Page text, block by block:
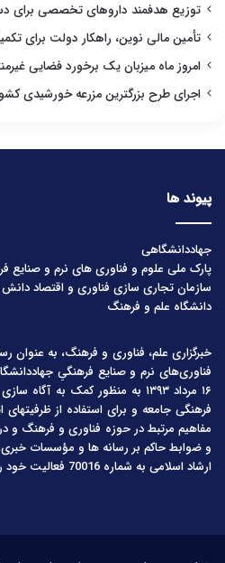
توزیع هدفمند داروهای تخصصی برای
تأمین مالی نوین، راهکار دولت برای
امروز ماه میزبان یک برخورد فضایی
اجرای طرح بزرگترین مزرعه خورشیدی
پیوند ها
جهاددانشگاهی
پارک ملی علوم و فناوری های نرم و صنایع
سازمان تجاری سازی فناوری و اقتصاد دانش
دانشگاه علم و فرهنگ
خبرگزاری علم، فناوری و فرهنگ، به عنوان
فناوری‌های نرم و صنایع فرهنگیِ
۱۶ مرداد ۱۳۹۳ به منظور کمک به
فرهنگی جامعه و برای استفاده از
مفاهیم مرتبط در حوزه فناوری و فرهنگ
و ضوابط حاکم بر رسانه ها و مؤسسات
ارشاد اسلامی به شماره 70016 فعالیت خود را آغاز کرده است.